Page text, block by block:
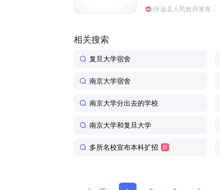
南理工大学全国招生总规
怀远县人民政府发布
相关搜索
复旦大学宿舍
南京大学宿舍
南京大学分出去的学校
南京大学和复旦大学
多所名校宣布本科扩招 新